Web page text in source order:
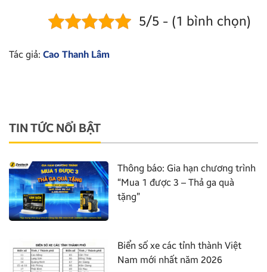
5/5 - (1 bình chọn)
Tác giả: Cao Thanh Lâm
TIN TỨC NỔI BẬT
Thông báo: Gia hạn chương trình
“Mua 1 được 3 – Thả ga quà
tặng”
Biển số xe các tỉnh thành Việt
Nam mới nhất năm 2026